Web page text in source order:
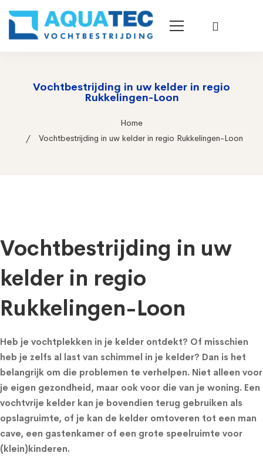
Vochtbestrijding in uw kelder in regio
Rukkelingen-Loon
Home
Vochtbestrijding in uw kelder in regio Rukkelingen-Loon
Vochtbestrijding in uw
kelder in regio
Rukkelingen-Loon
Heb je vochtplekken in je kelder ontdekt? Of misschien
heb je zelfs al last van schimmel in je kelder? Dan is het
belangrijk om die problemen te verhelpen. Niet alleen voor
je eigen gezondheid, maar ook voor die van je woning. Een
vochtvrije kelder kan je bovendien terug gebruiken als
opslagruimte, of je kan de kelder omtoveren tot een man
cave, een gastenkamer of een grote speelruimte voor
(klein)kinderen.